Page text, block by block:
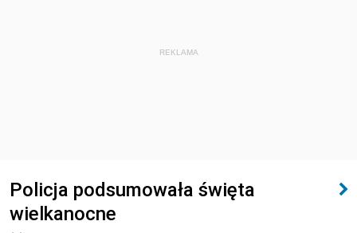
REKLAMA
Policja podsumowała święta
wielkanocne